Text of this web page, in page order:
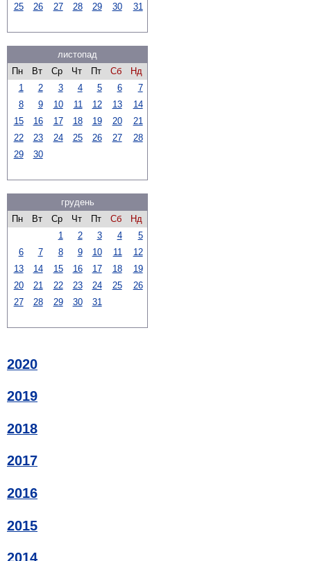
25
26 27 28 29 30 31
листопад
Пн
Вт Ср Чт Пт Сб
Нд
1
2 3 4 5 6
7
8
9 10 11 12 13
14
15
16 17 18 19 20
21
22
23 24 25 26 27
28
29
30
грудень
Пн
Вт Ср Чт Пт Сб
Нд
1
2 3 4
5
6
7 8 9 10 11
12
13
14 15 16 17 18
19
20
21 22 23 24 25
26
27
28 29 30 31
2020
2019
2018
2017
2016
2015
2014